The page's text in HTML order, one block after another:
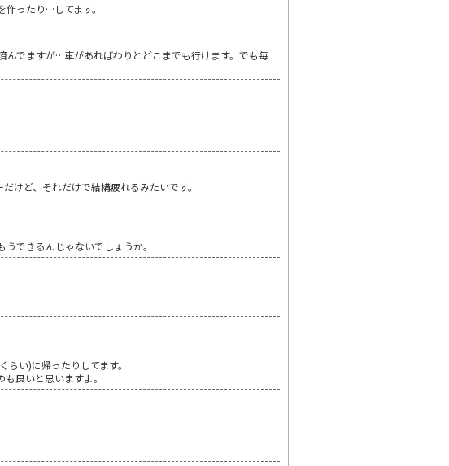
ったり…してます。
んでますが…車があればわりとどこまでも行けます。でも毎
けど、それだけで結構疲れるみたいです。
できるんじゃないでしょうか。
い)に帰ったりしてます。
良いと思いますよ。